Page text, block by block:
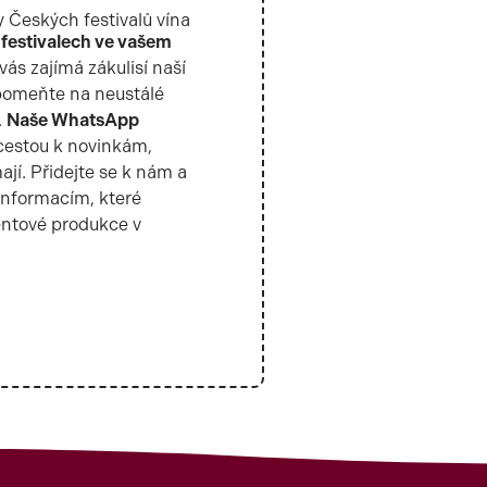
festivalů vína
ve vašem
zajímá zákulisí naší
na neustálé
Naše WhatsApp
k novinkám,
Přidejte se k nám a
které
produkce v